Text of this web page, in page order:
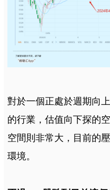
對於一個正處於週期向
的行業，估值向下探的
空間則非常大，目前的
環境。